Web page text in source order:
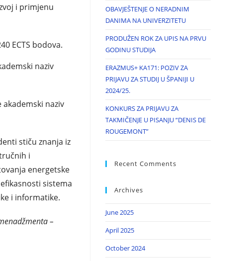
i primjenu
ECTS bodova.
naziv
naziv
stiču znanja iz
i
energetske
sistema
i informatike.
–
OBAVJEŠTENJE O NERADNIM
DANIMA NA UNIVERZITETU
PRODUŽEN ROK ZA UPIS NA PRVU
GODINU STUDIJA
ERAZMUS+ KA171: POZIV ZA
PRIJAVU ZA STUDIJ U ŠPANIJI U
2024/25.
KONKURS ZA PRIJAVU ZA
TAKMIČENJE U PISANJU “DENIS DE
ROUGEMONT”
Recent Comments
Archives
June 2025
April 2025
October 2024